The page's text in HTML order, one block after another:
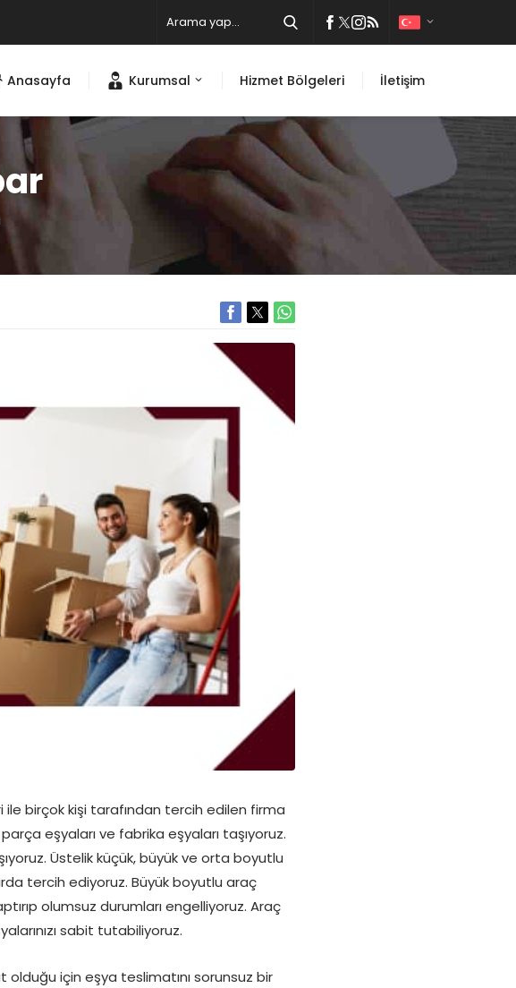
Anasayfa Kurumsal Hizmet Bölgeleri İletişim
birçok kişi tarafından tercih edilen firma
eşyaları ve fabrika eşyaları taşıyoruz.
Üstelik küçük, büyük ve orta boyutlu
tercih ediyoruz. Büyük boyutlu araç
olumsuz durumları engelliyoruz. Araç
sabit tutabiliyoruz.
olduğu için eşya teslimatını sorunsuz bir